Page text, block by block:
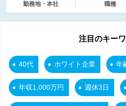
勤務地・本社 職種
注目のキー
40代 ホワイト企業 年
年収1,000万円 週休3日